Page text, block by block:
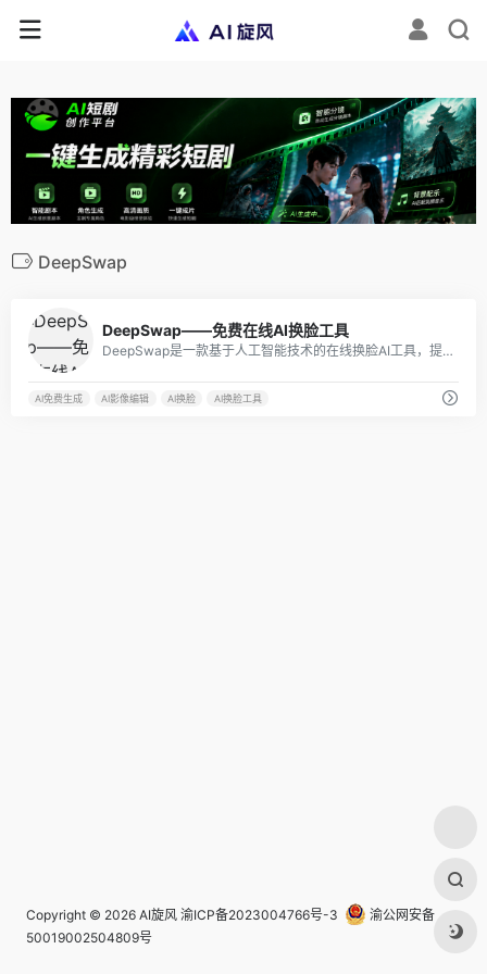
DeepSwap
DeepSwap——免费在线AI换脸工具
DeepSwap是一款基于人工智能技术的在线换脸AI工具，提供简单易用的操作和高质量的换脸效果。随着深度学习技术的不断发展，换脸技术将会越来越流行，而DeepSwap将会成为人们实现这一需求的重要工具之一。
AI免费生成 AI影像编辑 AI换脸 AI换脸工具
Copyright © 2026 AI旋风 渝ICP备2023004766号-3
渝公网安备
50019002504809号